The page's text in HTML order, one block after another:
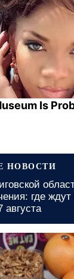
Is
НОВОСТИ
области
ждут